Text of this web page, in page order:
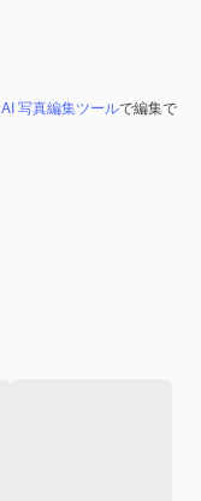
AI 写真編集ツールで編集で